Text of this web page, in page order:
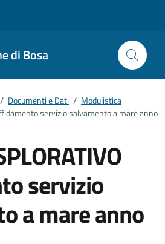
di Bosa
/ Documenti e Dati / Modulistica
servizio salvamento a mare anno
servizio
a mare anno